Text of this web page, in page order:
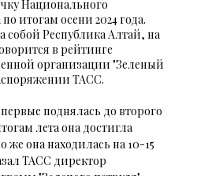
Национального
итогам осени 2024 года.
собой Республика Алтай, на
в рейтинге
организации "Зеленый
ТАСС.
поднялась до второго
лета она достигла
же она находилась на 10-15
ТАСС директор